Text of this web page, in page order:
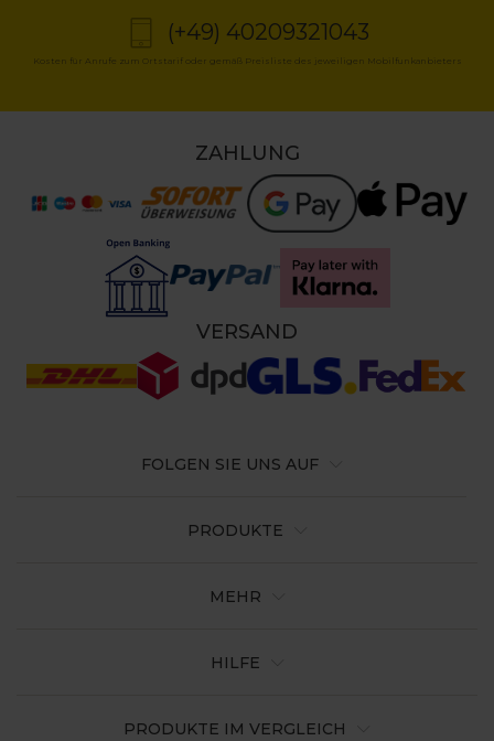
(+49) 40209321043
Kosten für Anrufe zum Ortstarif oder gemäß Preisliste des jeweiligen Mobilfunkanbieters
PRODUKTE
MEHR
HILFE
PRODUKTE IM VERGLEICH
FOLGEN SIE UNS AUF
ZAHLUNG
VERSAND